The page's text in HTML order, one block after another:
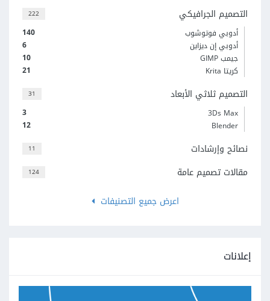
222 التصميم الجرافيكي
140
أدوبي فوتوشوب
6
أدوبي إن ديزاين
10
جيمب GIMP
21
كريتا Krita
31 التصميم ثلاثي الأبعاد
3
3Ds Max
12
Blender
11 نصائح وإرشادات
124
مقالات تصميم عامة
اعرض جميع التصنيفات
إعلانات